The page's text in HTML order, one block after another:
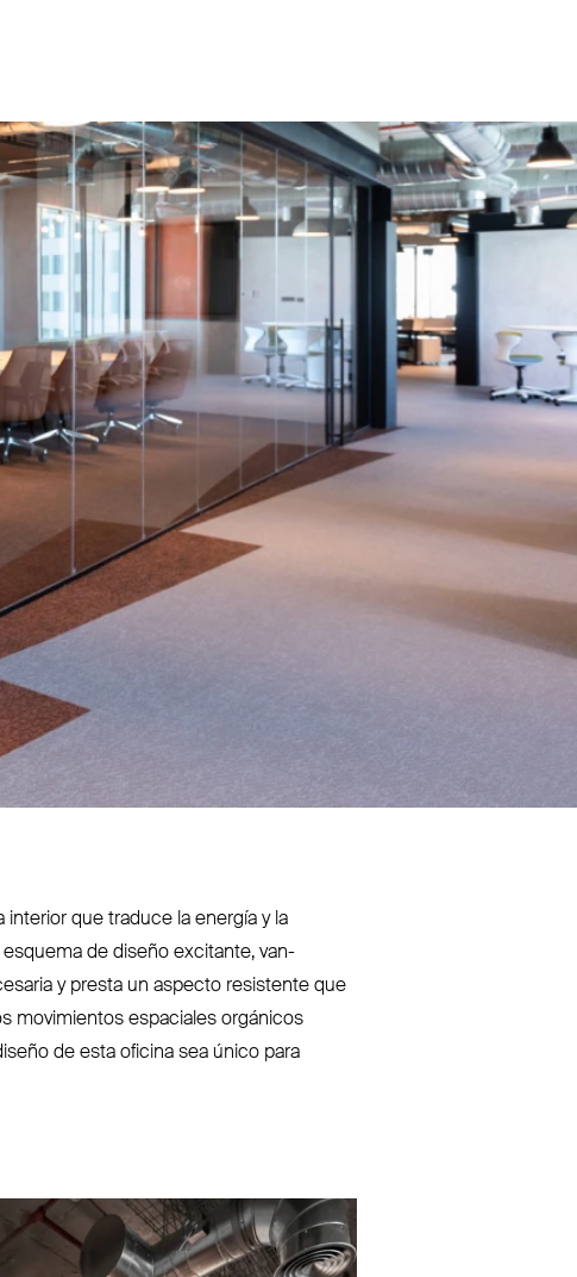
que traduce la energía y la
esquema de diseño excitante, van­
y presta un aspecto resistente que
movi­mientos espaciales orgánicos
de esta oficina sea único para